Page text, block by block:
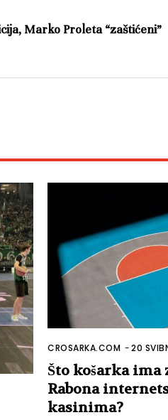
Marko Proleta “zaštićeni”
CROSARKA.COM -20
Što košarka ima
Rabona
kasinima?